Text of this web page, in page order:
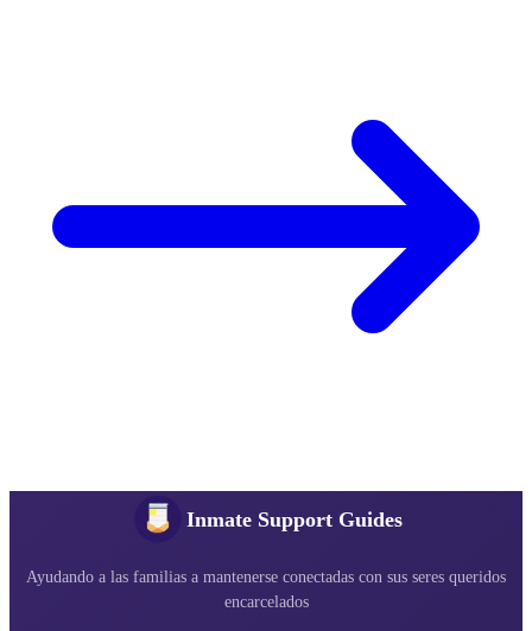
Inmate Support Guides
Ayudando a las familias a mantenerse conectadas con sus seres queridos
encarcelados